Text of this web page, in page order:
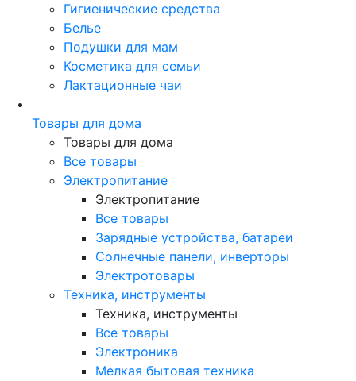
Гигиенические средства
Белье
Подушки для мам
Косметика для семьи
Лактационные чаи
Товары для дома
Товары для дома
Все товары
Электропитание
Электропитание
Все товары
Зарядные устройства, батареи
Солнечные панели, инверторы
Электротовары
Техника, инструменты
Техника, инструменты
Все товары
Электроника
Мелкая бытовая техника